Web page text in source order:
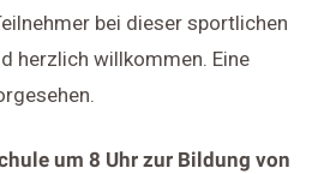
bei dieser sportlichen
herzlich willkommen. Eine
um 8 Uhr zur Bildung von